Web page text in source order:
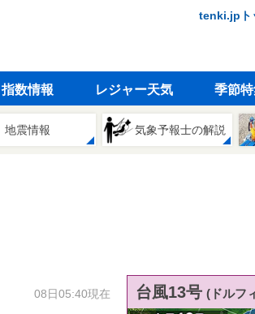
tenki.jpト
指数情報 レジャー天気 季節
地震情報 気象予報士の解説
08日05:40現在 台風13号 (ドルフ